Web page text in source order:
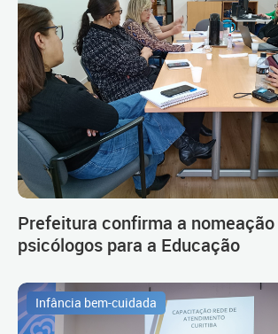
Prefeitura confirma a nomeação
psicólogos para a Educação
Infância bem-cuidada